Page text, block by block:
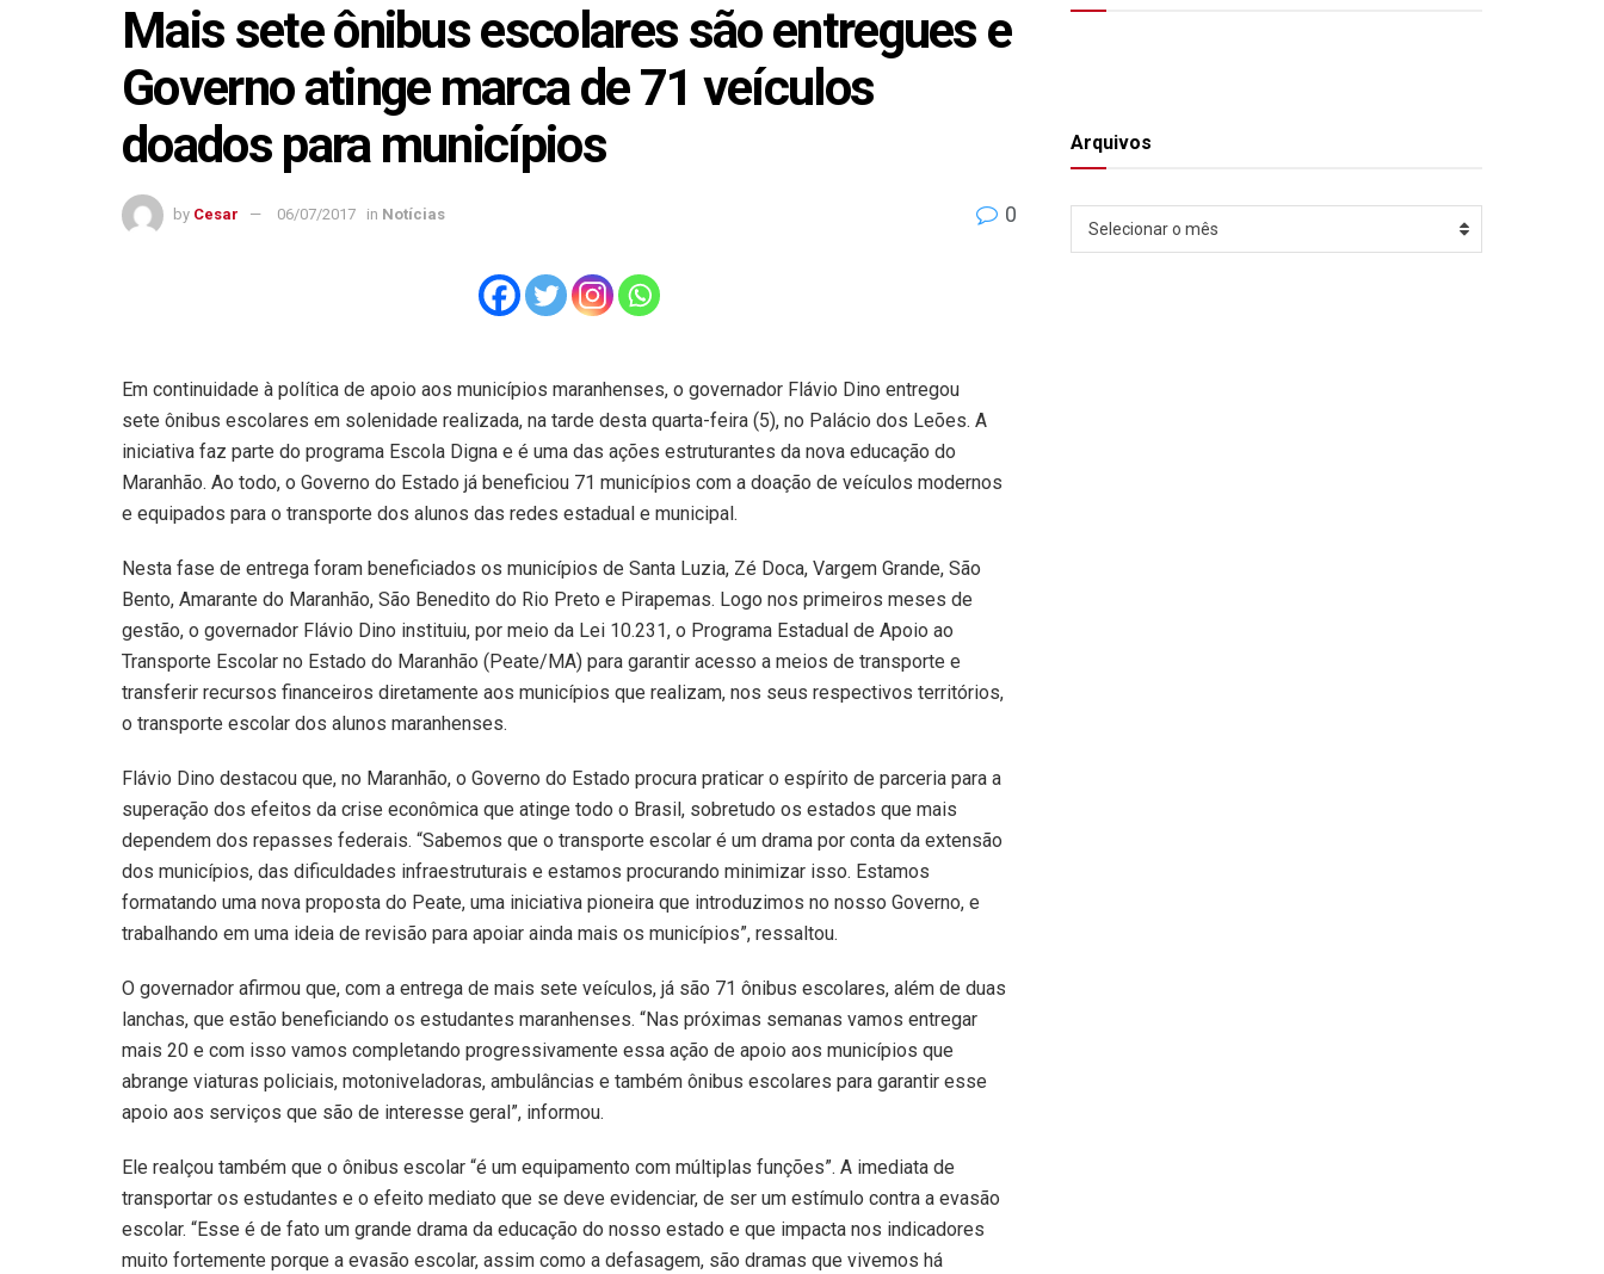
Mais sete ônibus escolares são entregues e
Governo atinge marca de 71 veículos
doados para municípios
by Cesar 06/07/2017 in Notícias 0
Em continuidade à política de apoio aos municípios maranhenses, o governador Flávio Dino entregou
sete ônibus escolares em solenidade realizada, na tarde desta quarta-feira (5), no Palácio dos Leões. A
iniciativa faz parte do programa Escola Digna e é uma das ações estruturantes da nova educação do
Maranhão. Ao todo, o Governo do Estado já beneficiou 71 municípios com a doação de veículos modernos
e equipados para o transporte dos alunos das redes estadual e municipal.
Nesta fase de entrega foram beneficiados os municípios de Santa Luzia, Zé Doca, Vargem Grande, São
Bento, Amarante do Maranhão, São Benedito do Rio Preto e Pirapemas. Logo nos primeiros meses de
gestão, o governador Flávio Dino instituiu, por meio da Lei 10.231, o Programa Estadual de Apoio ao
Transporte Escolar no Estado do Maranhão (Peate/MA) para garantir acesso a meios de transporte e
transferir recursos financeiros diretamente aos municípios que realizam, nos seus respectivos territórios,
o transporte escolar dos alunos maranhenses.
Flávio Dino destacou que, no Maranhão, o Governo do Estado procura praticar o espírito de parceria para a
superação dos efeitos da crise econômica que atinge todo o Brasil, sobretudo os estados que mais
dependem dos repasses federais. “Sabemos que o transporte escolar é um drama por conta da extensão
dos municípios, das dificuldades infraestruturais e estamos procurando minimizar isso. Estamos
formatando uma nova proposta do Peate, uma iniciativa pioneira que introduzimos no nosso Governo, e
trabalhando em uma ideia de revisão para apoiar ainda mais os municípios”, ressaltou.
O governador afirmou que, com a entrega de mais sete veículos, já são 71 ônibus escolares, além de duas
lanchas, que estão beneficiando os estudantes maranhenses. “Nas próximas semanas vamos entregar
mais 20 e com isso vamos completando progressivamente essa ação de apoio aos municípios que
abrange viaturas policiais, motoniveladoras, ambulâncias e também ônibus escolares para garantir esse
apoio aos serviços que são de interesse geral”, informou.
Ele realçou também que o ônibus escolar “é um equipamento com múltiplas funções”. A imediata de
transportar os estudantes e o efeito mediato que se deve evidenciar, de ser um estímulo contra a evasão
escolar. “Esse é de fato um grande drama da educação do nosso estado e que impacta nos indicadores
muito fortemente porque a evasão escolar, assim como a defasagem, são dramas que vivemos há
Arquivos
Arquivos
Selecionar o mês